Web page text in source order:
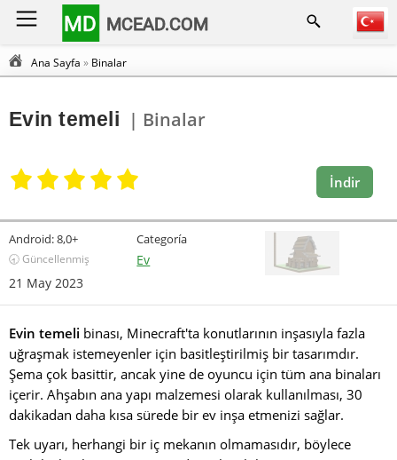
MD MCEAD.COM
Ana Sayfa » Binalar
Evin temeli | Binalar
İndir
Android:8,0+
🕣 Güncellenmiş
21 May 2023
Categoría
Ev
Evin temeli binası, Minecraft'ta konutlarının inşasıyla fazla
uğraşmak istemeyenler için basitleştirilmiş bir tasarımdır.
Şema çok basittir, ancak yine de oyuncu için tüm ana binaları
içerir. Ahşabın ana yapı malzemesi olarak kullanılması, 30
dakikadan daha kısa sürede bir ev inşa etmenizi sağlar.
Tek uyarı, herhangi bir iç mekanın olmamasıdır, böylece